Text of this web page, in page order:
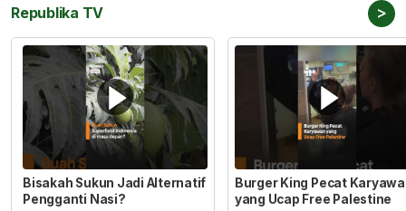
Republika TV >
Bisakah Sukun Jadi Alternatif
Pengganti Nasi?
Burger King Pecat
yang Ucap Free Palestine